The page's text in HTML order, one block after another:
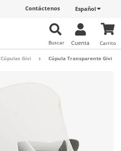
Español
Contáctenos
Carrito
Cuenta
Buscar
Cúpulas Givi Cúpula Transparente Givi